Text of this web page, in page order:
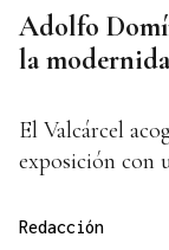
Adolfo
la
El Valcárcel
exposición con
Redacción